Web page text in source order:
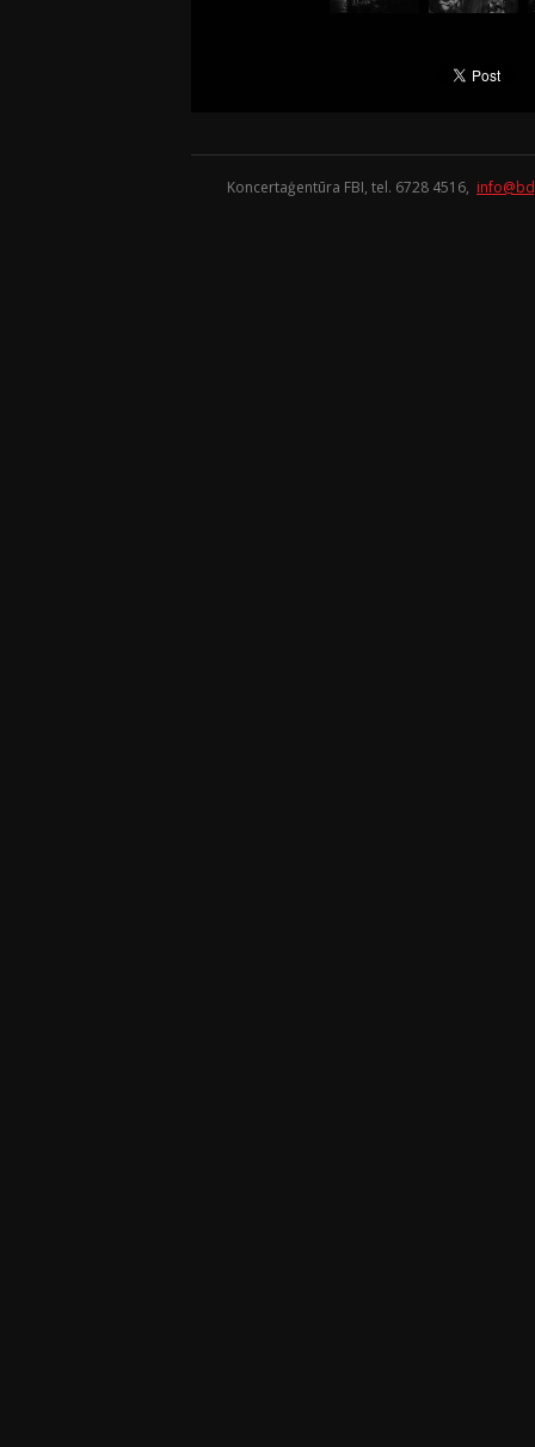
Koncertaģentūra FBI, tel. 6728 4516,